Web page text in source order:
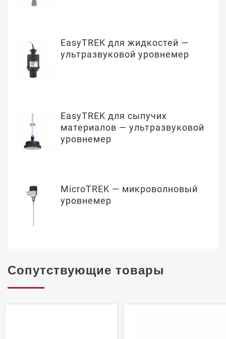
EasyTREK для жидкостей —
ультразвуковой уровнемер
EasyTREK для сыпучих
материалов — ультразвуковой
уровнемер
MicroTREK — микроволновый
уровнемер
Сопутствующие товары